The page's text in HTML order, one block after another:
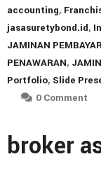
accounting,
jasasuretybond.id,
JAMINAN
PENAWARAN,
Portfolio, Slide
0 Comment
broker